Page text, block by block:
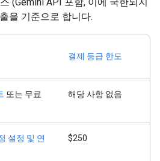
을 기준으로 합니다.
결제 등급 한도
또는 무료
해당 사항 없음
설정 및 연
$250